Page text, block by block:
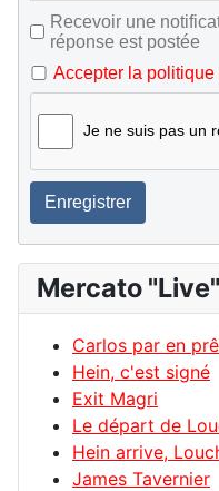
Recevoir une
réponse est postée
Accepter la
Je ne suis pas un
Enregistrer
Mercato "Live"
Carlos par en
Hein, c'est signé
Exit Magri
Le départ de
Hein arrive,
James Tavernier